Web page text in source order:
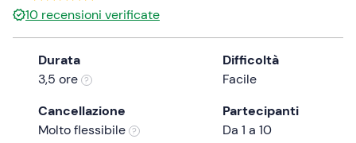
the
question
mark
10 recensioni verificate
Durata
3,5 ore
Difficoltà
Facile
Cancellazione
Molto flessibile
Partecipanti
Da 1 a 10